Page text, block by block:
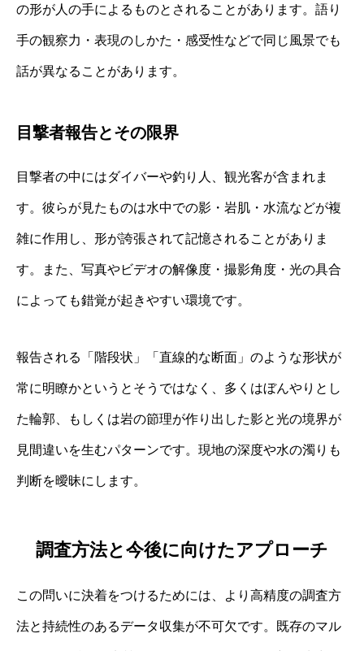
の形が人の手によるものとされることがあります。語り
手の観察力・表現のしかた・感受性などで同じ風景でも
話が異なることがあります。
目撃者報告とその限界
目撃者の中にはダイバーや釣り人、観光客が含まれま
す。彼らが見たものは水中での影・岩肌・水流などが複
雑に作用し、形が誇張されて記憶されることがありま
す。また、写真やビデオの解像度・撮影角度・光の具合
によっても錯覚が起きやすい環境です。
報告される「階段状」「直線的な断面」のような形状が
常に明瞭かというとそうではなく、多くはぼんやりとし
た輪郭、もしくは岩の節理が作り出した影と光の境界が
見間違いを生むパターンです。現地の深度や水の濁りも
判断を曖昧にします。
調査方法と今後に向けたアプローチ
この問いに決着をつけるためには、より高精度の調査方
法と持続性のあるデータ収集が不可欠です。既存のマル